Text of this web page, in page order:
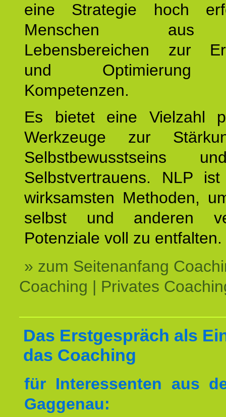
eine Strategie hoch
Menschen
Lebensbereichen zur
und Optimierung
Kompetenzen.
Es bietet eine Vielzahl
Werkzeuge zur
Selbstbewusstseins
Selbstvertrauens. NLP
wirksamsten Methoden,
selbst und anderen
Potenziale voll zu entfalten.
» zum Seitenanfang
Coaching | Privates
Das Erstgespräch als
das Coaching
für Interessenten aus
Gaggenau: